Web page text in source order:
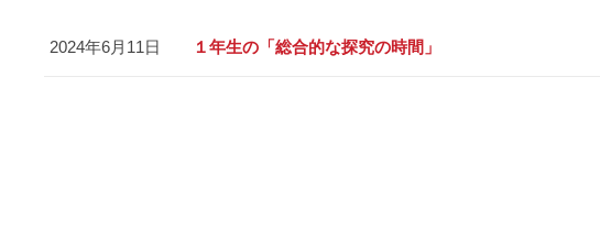
2024年6月11日 １年生の「総合的な探究の時間」